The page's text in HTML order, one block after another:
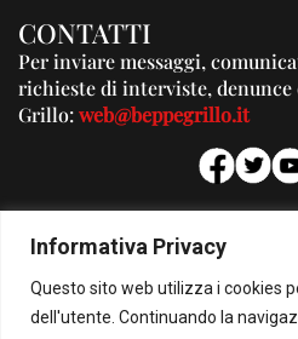
Informativa Privacy
Questo sito web utilizza i cookies
dell'utente. Continuando la
CONTATTI
Per inviare messaggi,
richieste di interviste, denunce
Grillo:web@beppegrillo.it
Per la